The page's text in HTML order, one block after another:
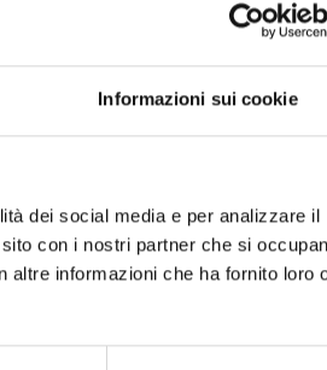
per la
per chi
davvero a bordo.
Informazioni sui cookie
dei social media e per analizzare il
con i nostri partner che si
altre informazioni che ha fornito loro
GRATUITA
- 30%